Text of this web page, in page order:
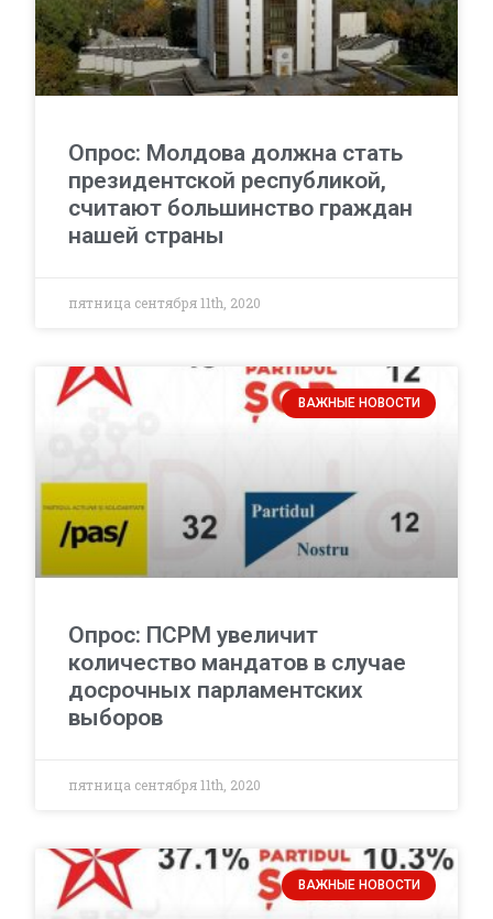
Опрос: Молдова должна стать
президентской республикой,
считают большинство граждан
нашей страны
пятница сентября 11th, 2020
ВАЖНЫЕ НОВОСТИ
Опрос: ПСРМ увеличит
количество мандатов в случае
досрочных парламентских
выборов
пятница сентября 11th, 2020
ВАЖНЫЕ НОВОСТИ